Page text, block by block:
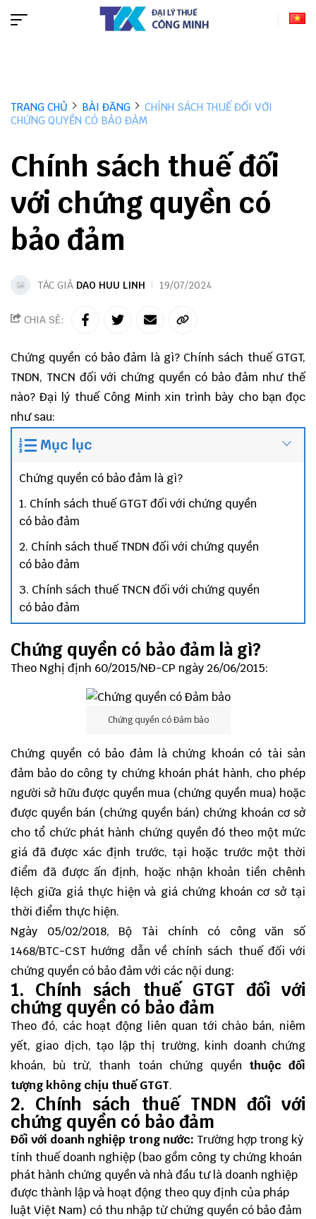
TRANG CHỦ BÀI ĐĂNG
CHÍNH SÁCH THUẾ ĐỐI VỚI
CHỨNG QUYỀN CÓ BẢO ĐẢM
Chính sách thuế đối
với chứng quyền có
bảo đảm
TÁC GIẢ DAO HUU LINH 19/07/2024
CHIA SẺ:
Chứng quyền có bảo đảm là gì? Chính sách thuế GTGT,
TNDN, TNCN đối với chứng quyền có bảo đảm như thế
nào? Đại lý thuế Công Minh xin trình bày cho bạn đọc
như sau:
Mục lục
Chứng quyền có bảo đảm là gì?
1. Chính sách thuế GTGT đối với chứng quyền
có bảo đảm
2. Chính sách thuế TNDN đối với chứng quyền
có bảo đảm
3. Chính sách thuế TNCN đối với chứng quyền
có bảo đảm
Chứng quyền có bảo đảm là gì?
Theo Nghị định 60/2015/NĐ-CP ngày 26/06/2015:
Chứng quyền có Đảm bảo
Chứng quyền cóbảo đảm là chứng khoán có tài sản
đảm bảo do công ty chứng khoán phát hành, cho phép
người sở hữu được quyền mua (chứng quyền mua) hoặc
được quyền bán (chứng quyền bán) chứng khoán cơ sở
cho tổ chức phát hành chứng quyền đó theo một mức
giá đã được xác định trước, tại hoặc trước một thời
điểm đã được ấn định, hoặc nhận khoản tiền chênh
lệch giữa giá thực hiện và giá chứng khoán cơ sở tại
thời điểm thực hiện.
Ngày 05/02/2018, Bộ Tài chính có công văn số
1468/BTC-CST hướng dẫn về chính sách thuế đối với
chứng quyền có bảo đảm với các nội dung:
1. Chính sách thuế GTGT đối với
chứng quyền có bảo đảm
Theo đó, các hoạt động liên quan tới chào bán, niêm
yết, giao dịch, tạo lập thị trường, kinh doanh chứng
khoán, bù trừ, thanh toán chứng quyền thuộc đối
tượng không chịu thuế GTGT.
2. Chính sách thuế TNDN đối với
chứng quyền có bảo đảm
Đối với doanh nghiệp trong nước: Trường hợp trong kỳ
tính thuế doanh nghiệp (bao gồm công ty chứng khoán
phát hành chứng quyền và nhà đầu tư là doanh nghiệp
được thành lập và hoạt động theo quy định của pháp
luật Việt Nam) có thu nhập từ chứng quyền có bảo đảm